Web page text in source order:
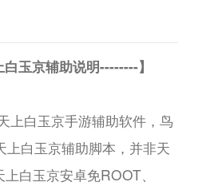
白玉京辅助说明--------】
上白玉京手游辅助软件，鸟
上白玉京辅助脚本，并非天
白玉京安卓免ROOT、